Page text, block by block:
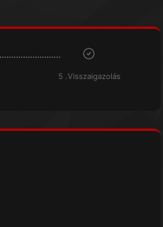
5 .Visszaigazolás